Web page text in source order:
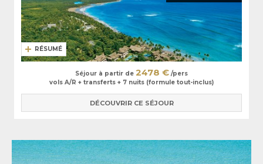
RÉSUMÉ
Séjour à partir de 2478 € /pers
vols A/R + transferts + 7 nuits (formule tout-inclus)
DÉCOUVRIR CE SÉJOUR